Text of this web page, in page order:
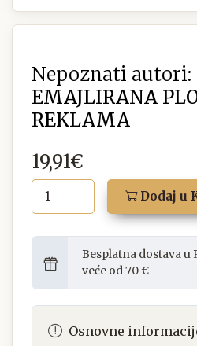
Nepoznati autori:
EMAJLIRANA
REKLAMA
19,91€
Dodaj u
Besplatna dostava u
veće od 70 €
Osnovne